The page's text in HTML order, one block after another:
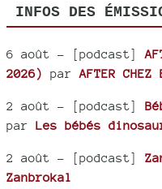
INFOS DES
6 août - [podcast]
2026)
par AFTER CHEZ
2 août - [podcast]
par Les bébés
2 août - [podcast]
Zanbrokal